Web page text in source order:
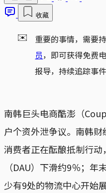
收藏
✉️ 重要的事情，需要
员，即可获得免费
报导，持续追踪事
南韩巨头电商酷澎（
户个资外泄争议。南韩财
消费者正在酝酿抵制行
（DAU）下滑约9％；
少有9处的物流中心开始